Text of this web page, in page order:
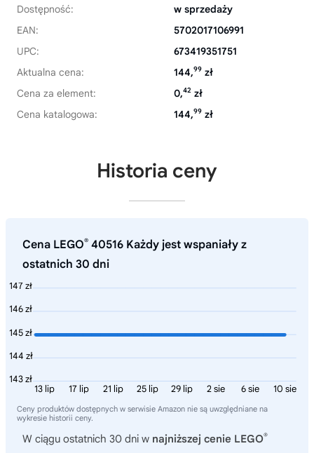
Dostępność:
w sprzedaży
EAN:
5702017106991
UPC:
673419351751
Aktualna cena:
144,99 zł
Cena za element:
0,42 zł
Cena katalogowa:
144,99 zł
Historia ceny
Cena LEGO® 40516 Każdy jest wspaniały z
ostatnich 30 dni
147 zł
146 zł
145 zł
144 zł
143 zł
10 sie
6 sie
2 sie
29 lip
25 lip
21 lip
17 lip
13 lip
Ceny produktów dostępnych w serwisie Amazon nie są uwzględniane na
wykresie historii ceny.
W ciągu ostatnich 30 dni w najniższej cenie LEGO®